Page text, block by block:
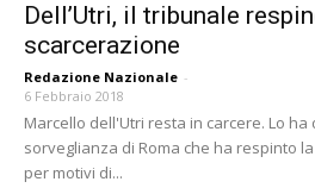
Dell’Utri, il tribunale
scarcerazione
Redazione Nazionale -
6 Febbraio 2018
Marcello dell'Utri resta in carcere. Lo ha
sorveglianza di Roma che ha respinto
per motivi di...